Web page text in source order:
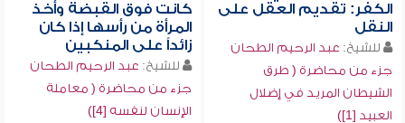
الكفر: تقديم العقل على
النقل
للشيخ: عبد الرحيم الطحان
جزء من محاضرة ( طرق
الشيطان المريد في إضلال
العبيد [1])
كانت فوق القبضة وأخذ
المرأة من رأسها إذا كان
زائداً على المنكبين
للشيخ: عبد الرحيم الطحان
جزء من محاضرة ( معاملة
الإنسان لنفسه [4])